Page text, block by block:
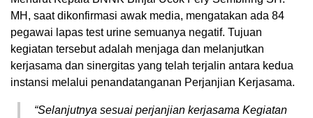
MH, saat dikonfirmasi awak media, mengatakan ada 84
pegawai lapas test urine semuanya negatif. Tujuan
kegiatan tersebut adalah menjaga dan melanjutkan
kerjasama dan sinergitas yang telah terjalin antara kedua
instansi melalui penandatanganan Perjanjian Kerjasama.
“Selanjutnya sesuai perjanjian kerjasama Kegiatan